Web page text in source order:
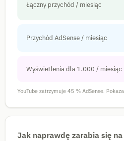
Łączny przychód / miesiąc
Przychód AdSense / miesiąc
Wyświetlenia dla 1.000 / miesiąc
YouTube zatrzymuje 45 % AdSense.
Jak naprawdę zarabia się